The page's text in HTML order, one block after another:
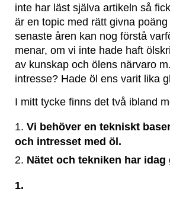
inte har läst själva artikeln så
är en topic med rätt givna
senaste åren kan nog förstå
menar, om vi inte hade haft
av kunskap och ölens närvaro
intresse? Hade öl ens varit lika
I mitt tycke finns det två ibland
Vi behöver en tekniskt
och intresset med öl.
Nätet och tekniken har
1.